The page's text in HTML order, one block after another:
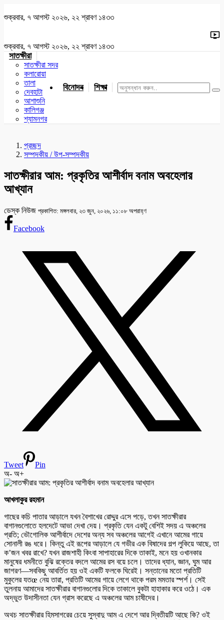
শুক্রবার, ৭ আগস্ট ২০২৬, ২২ শ্রাবণ ১৪৩৩
শুক্রবার, ৭ আগস্ট ২০২৬, ২২ শ্রাবণ ১৪৩৩
সাতক্ষীরা
সাতক্ষীরা সদর
কলারোয়া
তালা
দেবহাটা
আশাশুনি
কালিগঞ্জ
শ্যামনগর
বিনোদন শিক্ষা খেলাধুলা জাতীয় যশোর
প্রচ্ছদ
সম্পদকীয় / উপ-সম্পদকীয়
সাতক্ষীরার আম: প্রকৃতির আশীর্বাদ বনাম অবহেলার
আখ্যান
ডেস্ক নিউজ প্রকাশিত: মঙ্গলবার, ২৩ জুন, ২০২৬, ১১:০৮ অপরাহ্ণ
Facebook
Tweet
Pin
অ- অ+
আখলাকুর রহমান
গাছের কচি পাতার আড়ালে যখন বৈশাখের রোদ্দুর এসে পড়ে, তখন সাতক্ষীরার
বাগানগুলোতে হলদেটে আভা দেখা দেয়। প্রকৃতি যেন একটু বেশিই সদয় এ অঞ্চলের
প্রতি; ভৌগোলিক আশীর্বাদে দেশের অন্য সব অঞ্চলের আগেই এখানে আমের গায়ে
সোনালী রঙ ধরে। কিন্তু এই রূপের আড়ালে যে গভীর এক বিষাদের গল্প লুকিয়ে আছে, তা
ক’জন খবর রাখে? যখন রাজশাহী কিংবা সাপাহারের দিকে তাকাই, মনে হয় ওখানকার
মানুষের ধমনীতে বুঝি রক্তের বদলে আমের রস বয়ে চলে। তাদের ধ্যান, জ্ঞান, ঘুম আর
জাগরণ—সবকিছু আবর্তিত হয় ওই একটি ফলকে ঘিরেই। সন্তানের মতো প্রতিটি
মুকুলের যতœ নেয় তারা, প্রতিটি আমের গায়ে লেগে থাকে পরম মমতার স্পর্শ। সেই
তুলনায় আমাদের সাতক্ষীরার বাগানগুলোর দিকে তাকালে বুকটা হাহাকার করে ওঠে। এক
অদ্ভুত উদাসীনতা যেন গ্রাস করেছে এ অঞ্চলের আম চাষীদের।
অথচ সাতক্ষীরার হিমসাগরের চেয়ে সুস্বাদু আম এ দেশে আর দ্বিতীয়টি আছে কি? ওই